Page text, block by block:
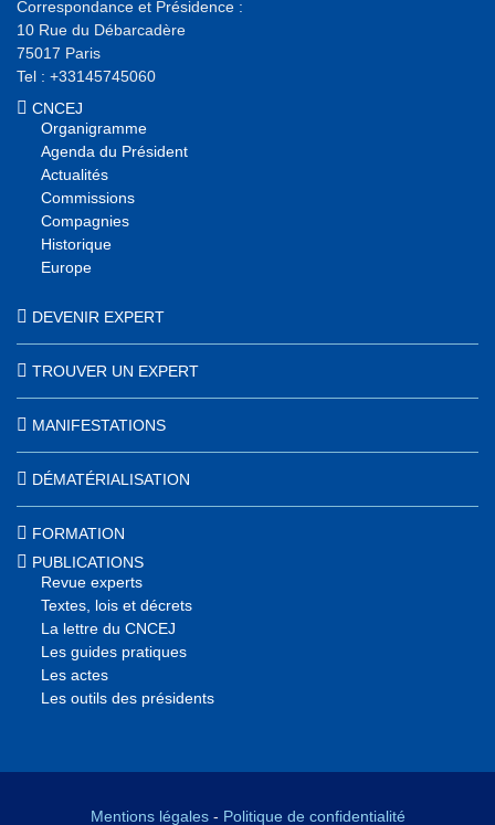
Correspondance et Présidence :
10 Rue du Débarcadère
75017 Paris
CNCEJ
Organigramme
Agenda du Président
Actualités
Commissions
Compagnies
Historique
Europe
PUBLICATIONS
Revue experts
Textes, lois et décrets
La lettre du CNCEJ
Les guides pratiques
Les actes
Les outils des présidents